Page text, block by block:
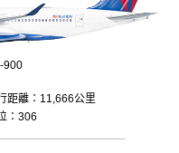
900
距離：11,666公里
：306